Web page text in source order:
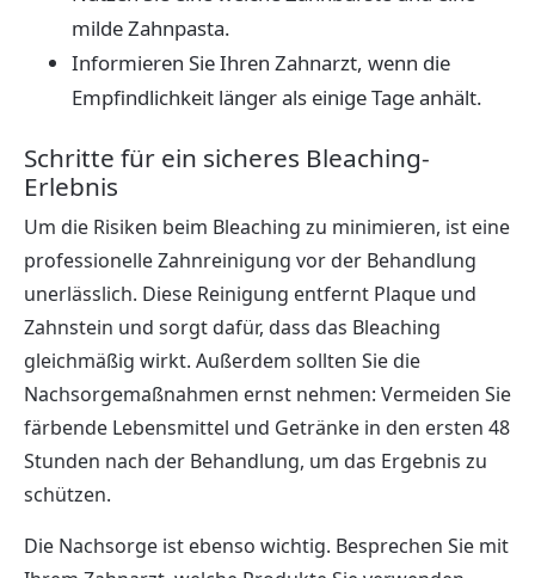
milde Zahnpasta.
Informieren Sie Ihren Zahnarzt, wenn die
Empfindlichkeit länger als einige Tage anhält.
Schritte für ein sicheres Bleaching-
Erlebnis
Um die Risiken beim Bleaching zu minimieren, ist eine
professionelle Zahnreinigung vor der Behandlung
unerlässlich. Diese Reinigung entfernt Plaque und
Zahnstein und sorgt dafür, dass das Bleaching
gleichmäßig wirkt. Außerdem sollten Sie die
Nachsorgemaßnahmen ernst nehmen: Vermeiden Sie
färbende Lebensmittel und Getränke in den ersten 48
Stunden nach der Behandlung, um das Ergebnis zu
schützen.
Die Nachsorge ist ebenso wichtig. Besprechen Sie mit